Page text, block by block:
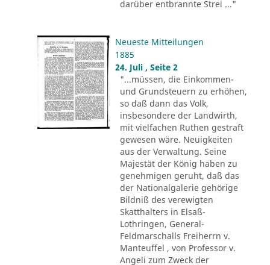
darüber entbrannte Strei ..."
Neueste Mitteilungen
1885
24. Juli , Seite 2
"...müssen, die Einkommen-
und Grundsteuern zu erhöhen,
so daß dann das Volk,
insbesondere der Landwirth,
mit vielfachen Ruthen gestraft
gewesen wäre. Neuigkeiten
aus der Verwaltung. Seine
Majestät der König haben zu
genehmigen geruht, daß das
der Nationalgalerie gehörige
Bildniß des verewigten
Skatthalters in Elsaß-
Lothringen, General-
Feldmarschalls Freiherrn v.
Manteuffel , von Professor v.
Angeli zum Zweck der